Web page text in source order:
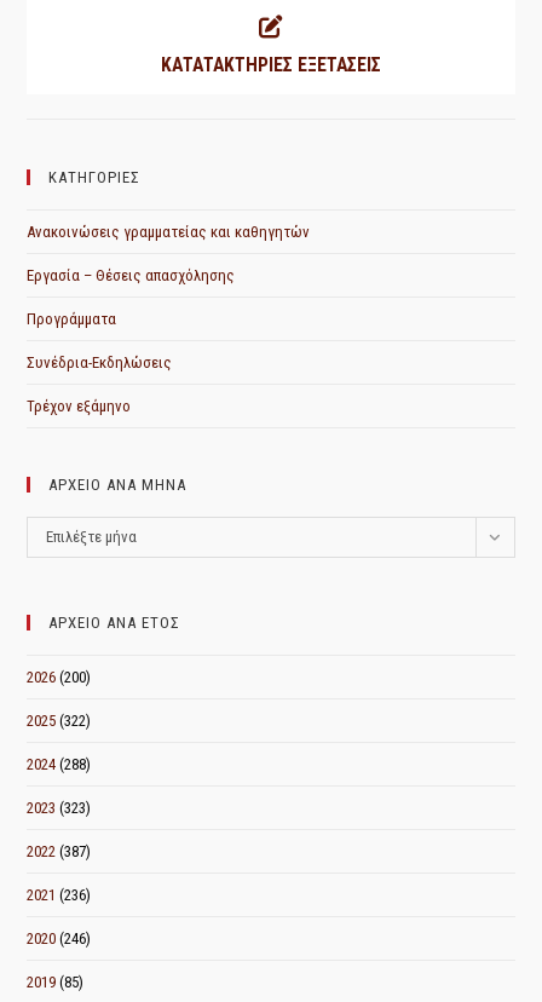
ΚΑΤΑΤΑΚΤΗΡΙΕΣ ΕΞΕΤΑΣΕΙΣ
ΚΑΤΗΓΟΡΙΕΣ
Ανακοινώσεις γραμματείας και καθηγητών
Εργασία – Θέσεις απασχόλησης
Προγράμματα
Συνέδρια-Εκδηλώσεις
Τρέχον εξάμηνο
ΑΡΧΕΙΟ ΑΝΑ ΜΗΝΑ
ΑΡΧΕΙΟ
ΑΝΑ
Επιλέξτε μήνα
ΑΡΧΕΙΟ ΑΝΑ ΕΤΟΣ
2026 (200)
2025 (322)
2024 (288)
2023 (323)
2022 (387)
2021 (236)
2020 (246)
2019 (85)